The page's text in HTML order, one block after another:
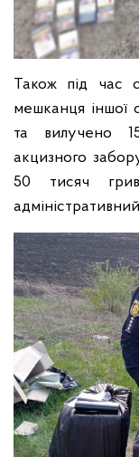
Також під час
мешканця іншої
та вилучено
акцизного
50 тисяч